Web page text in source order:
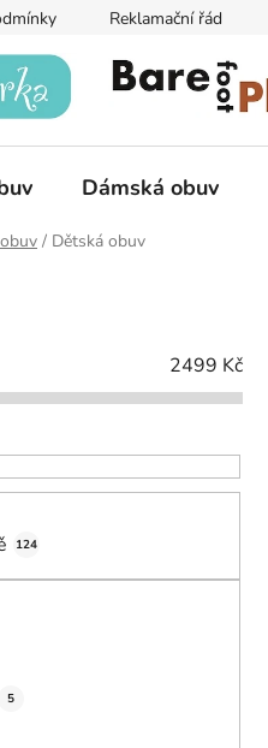
Reklamační řád
Dámská obuv
/ Dětská obuv
2499 Kč
124
5